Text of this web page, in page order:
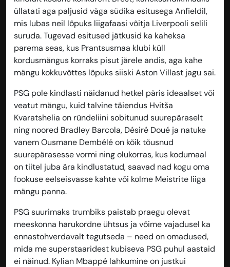
üllatati aga paljusid väga südika esitusega Anfieldil,
mis lubas neil lõpuks liigafaasi võitja Liverpooli selili
suruda. Tugevad esitused jätkusid ka kaheksa
parema seas, kus Prantsusmaa klubi küll
kordusmängus korraks pisut järele andis, aga kahe
mängu kokkuvõttes lõpuks siiski Aston Villast jagu sai.
PSG pole kindlasti näidanud hetkel päris ideaalset või
veatut mängu, kuid talvine täiendus Hvitša
Kvaratshelia on ründeliini sobitunud suurepäraselt
ning noored Bradley Barcola, Désiré Doué ja natuke
vanem Ousmane Dembélé on kõik tõusnud
suurepärasesse vormi ning olukorras, kus kodumaal
on tiitel juba ära kindlustatud, saavad nad kogu oma
fookuse eelseisvasse kahte või kolme Meistrite liiga
mängu panna.
PSG suurimaks trumbiks paistab praegu olevat
meeskonna harukordne ühtsus ja võime vajadusel ka
ennastohverdavalt tegutseda – need on omadused,
mida me superstaaridest kubiseva PSG puhul aastaid
ei näinud. Kylian Mbappé lahkumine on justkui